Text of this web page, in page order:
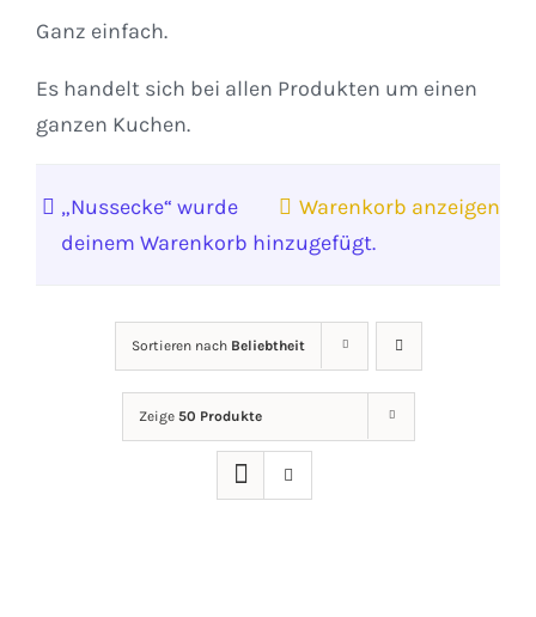
Ganz einfach.
Es handelt sich bei allen Produkten um einen
ganzen Kuchen.
Warenkorb anzeigen
„Nussecke“ wurde
deinem Warenkorb hinzugefügt.
Sortieren nach Beliebtheit
Zeige 50 Produkte